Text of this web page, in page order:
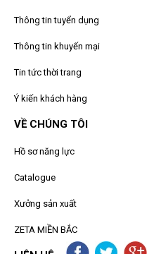
Thông tin tuyển dụng
Thông tin khuyến mại
Tin tức thời trang
Ý kiến khách hàng
VỀ CHÚNG TÔI
Hồ sơ năng lực
Catalogue
Xưởng sản xuất
ZETA MIỀN BẮC